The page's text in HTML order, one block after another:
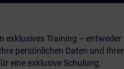
exklusives Training – entweder
persönlichen Daten und
eine exklusive Schulung.